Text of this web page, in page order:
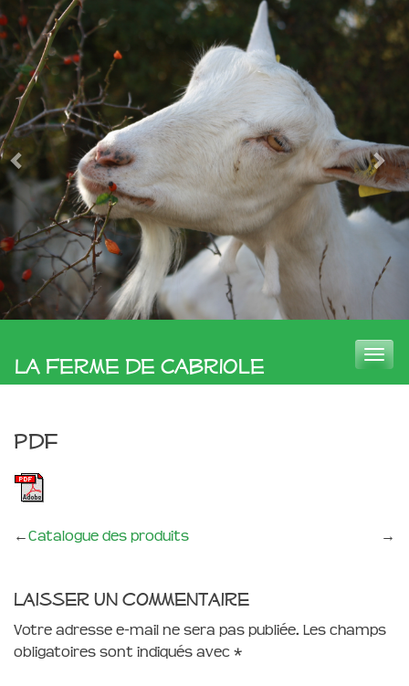
La Ferme de Cabriole
Toggle
pdf
←Catalogue des produits →
Laisser un commentaire
Votre adresse e-mail ne sera pas publiée. Les champs
obligatoires sont indiqués avec *